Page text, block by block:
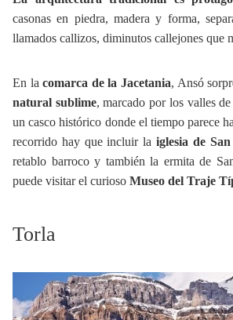
casonas en piedra, madera y forma,
llamados callizos, diminutos callejones que
En lacomarca de la Jacetania, Ansó
natural sublime, marcado por los valles
un casco histórico donde el tiempo parece
recorrido hay que incluir laiglesia de
retablo barroco y también la ermita de
puede visitar el curioso Museo del Traje
Torla